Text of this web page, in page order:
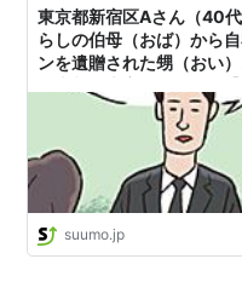
東京都新宿区Aさん（40
らしの伯母（おば）から
ンを遺贈された甥（おい
住まいの売却ガイド
suumo.jp